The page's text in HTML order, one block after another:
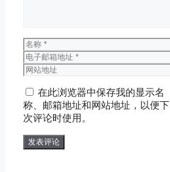
名
称
电
子
箱
地
址
网
地
址
在此浏览器中保存我的显示名
称、邮箱地址和网站地址，以便下
次评论时使用。